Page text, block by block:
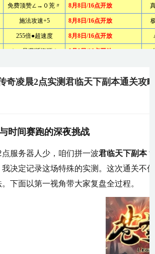
奇凌晨2点实测君临天下副本通关攻
时间赛跑的深夜挑战
服务器人少，咱们拼一波君临天下副本
决定记录这场特殊的实测。这次通关不
下面以第一视角带大家复盘全过程。